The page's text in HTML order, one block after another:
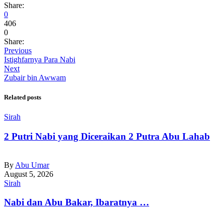
Share:
0
406
0
Share:
Previous
Istighfarnya Para Nabi
Next
Zubair bin Awwam
Related posts
Sirah
2 Putri Nabi yang Diceraikan 2 Putra Abu Lahab
By Abu Umar
August 5, 2026
Sirah
Nabi dan Abu Bakar, Ibaratnya …